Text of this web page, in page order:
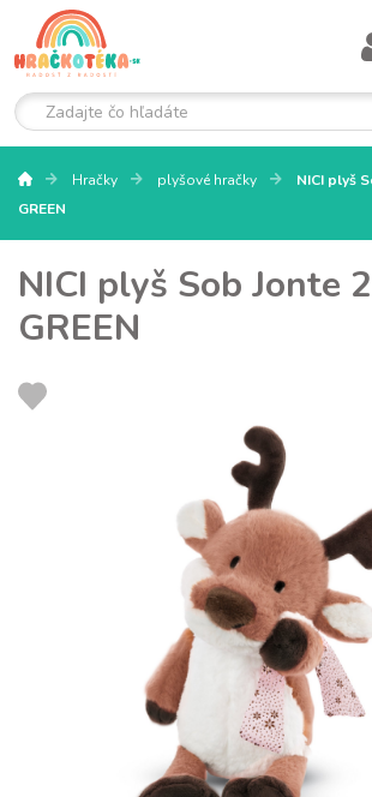
Hračky plyšové hračky
NICI plyš
GREEN
NICI plyš Sob Jonte
GREEN